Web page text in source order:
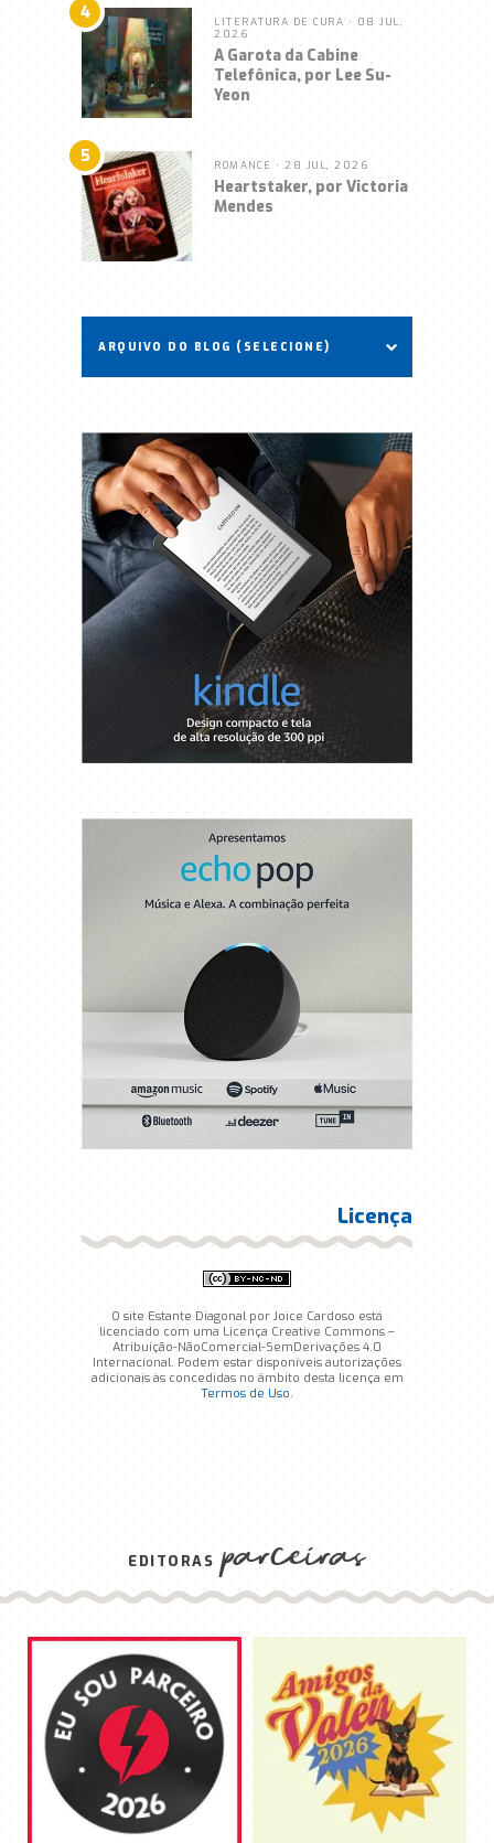
4 LITERATURA DE CURA • 08 JUL,
2026
A Garota da Cabine
Telefônica, por Lee Su-
Yeon
5 ROMANCE • 28 JUL, 2026
Heartstaker, por Victoria
Mendes
ARQUIVO DO BLOG (SELECIONE)
Licença
O site Estante Diagonal por Joice Cardoso está
licenciado com uma Licença Creative Commons –
Atribuição-NãoComercial-SemDerivações 4.0
Internacional. Podem estar disponíveis autorizações
adicionais às concedidas no âmbito desta licença em
Termos de Uso.
EDITORAS parceiras